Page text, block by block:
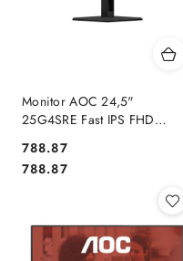
Monitor AOC 24,5"
25G4SRE Fast IPS FHD
Cena:
788.87
Cena:
788.87